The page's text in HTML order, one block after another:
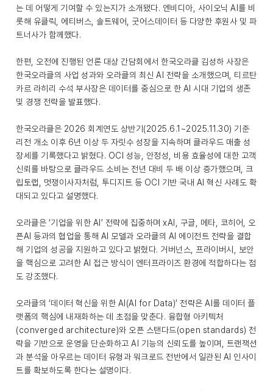
는 데 어떻게 기여할 수 있는지가 소개됐다. 엔비디아, 사이오닉 AI를 비
롯해 유클릭, 에티버스, 솔트웨어, 굿어스데이터 등 다양한 후원사 및 파
트너사가 함께했다.
한편, 오전에 진행된 언론 대상 간담회에서 한국오라클 김성하 사장은
한국오라클의 사업 성과와 오라클의 최신 AI 전략을 소개했으며, 티르탄
카르 라히리 수석 부사장은 데이터를 중심으로 한 AI 시대 기업의 생존
및 경쟁 전략을 발표했다.
한국오라클은 2026 회계연도 상반기(2025.6.1~2025.11.30) 기준
리전 개소 이후 6년 이상 두 자릿수 성장을 지속하며 클라우드 매출 성
장세를 기록했다고 밝혔다. OCI 성능, 안정성, 비용 효율성에 대한 고객
신뢰를 바탕으로 클라우드 소비는 전년 대비 두 배 이상 증가했으며, 크
립토랩, 멋쟁이사자처럼, 투디지트 등 OCI 기반 국내 AI 혁신 사례도 확
대되고 있다고 설명했다.
오라클은 ‘기업을 위한 AI’ 전략에 집중하며 xAI, 구글, 메타, 코히어, 오
픈AI 등과의 협업을 통해 AI 모델과 오라클의 AI 에이전트 전략을 결합
해 기업의 성공을 지원하고 있다고 밝혔다. 거버넌스, 프라이버시, 보안
을 핵심으로 고려한 AI 접근 방식이 엔터프라이즈 환경에 적합하다는 점
도 강조했다.
오라클의 ‘데이터 혁신을 위한 AI(AI for Data)’ 전략은 AI를 데이터 플
랫폼의 핵심에 내재화하는 데 초점을 맞춘다. 융합형 아키텍처
(converged architecture)와 오픈 스탠다드(open standards) 전
략을 기반으로 운영을 단순화하고 AI 기능의 신뢰도를 높이며, 트랜잭션
과 분석을 아우르는 데이터 유형과 워크로드 전반에서 일관된 AI 인사이
트를 확보하도록 한다는 설명이다.